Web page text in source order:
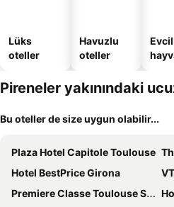
Lüks
oteller
Havuzlu
oteller
Evcil
Pireneler yakınındaki
Bu oteller de size uygun olabilir...
Plaza Hotel Capitole Toulouse
Hotel BestPrice Girona
Premiere Classe Toulouse Sesquières